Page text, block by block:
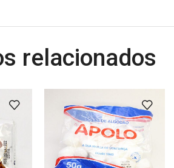
relacionados